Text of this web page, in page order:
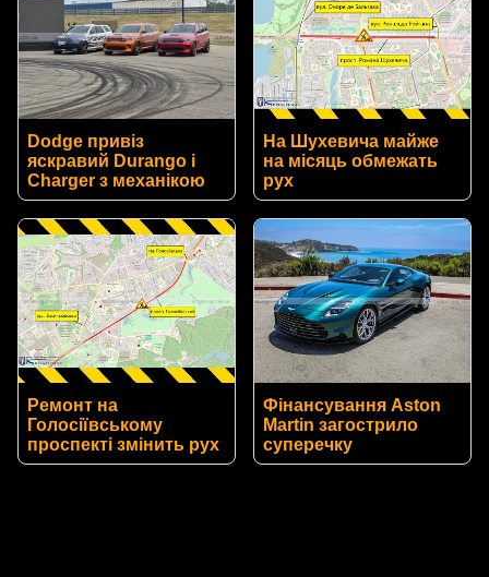
Dodge привіз
яскравий Durango і
Charger з механікою
На Шухевича майже
на місяць обмежать
рух
Ремонт на
Голосіївському
проспекті змінить рух
Фінансування Aston
Martin загострило
суперечку